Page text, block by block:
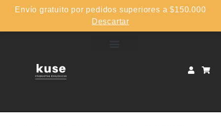
Envío gratuito por pedidos superiores a $150.000
Descartar